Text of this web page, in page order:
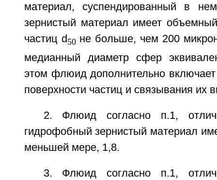
материал, суспендированный в
зернистый материал имеет
частиц d 50не больше, чем 200
медианный диаметр сфер
этом флюид дополнительно
поверхности частиц и связывания их
2. Флюид согласно п.1,
гидрофобный зернистый материал
меньшей мере, 1,8.
3. Флюид согласно п.1,